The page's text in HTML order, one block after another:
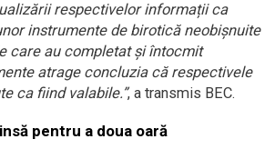
respectivelor informații ca
instrumente de birotică neobișnuite
care au completat și întocmit
atrage concluzia că respectivele
ca fiind valabile.”, a transmis BEC.
pentru a doua oară